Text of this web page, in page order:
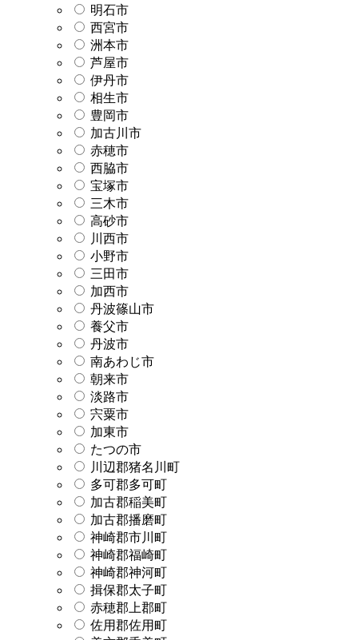
明石市
西宮市
洲本市
芦屋市
伊丹市
相生市
豊岡市
加古川市
赤穂市
西脇市
宝塚市
三木市
高砂市
川西市
小野市
三田市
加西市
丹波篠山市
養父市
丹波市
南あわじ市
朝来市
淡路市
宍粟市
加東市
たつの市
川辺郡猪名川町
多可郡多可町
加古郡稲美町
加古郡播磨町
神崎郡市川町
神崎郡福崎町
神崎郡神河町
揖保郡太子町
赤穂郡上郡町
佐用郡佐用町